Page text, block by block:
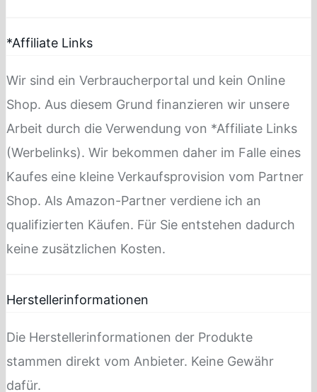
*Affiliate Links
Wir sind ein Verbraucherportal und kein Online
Shop. Aus diesem Grund finanzieren wir unsere
Arbeit durch die Verwendung von *Affiliate Links
(Werbelinks). Wir bekommen daher im Falle eines
Kaufes eine kleine Verkaufsprovision vom Partner
Shop. Als Amazon-Partner verdiene ich an
qualifizierten Käufen. Für Sie entstehen dadurch
keine zusätzlichen Kosten.
Herstellerinformationen
Die Herstellerinformationen der Produkte
stammen direkt vom Anbieter. Keine Gewähr
dafür.